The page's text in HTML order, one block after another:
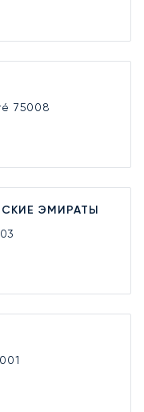
75008
ЭМИРАТЫ